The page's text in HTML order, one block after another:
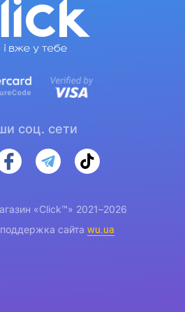
соц. сети
«Click™» 2021–2026
сайта wu.ua